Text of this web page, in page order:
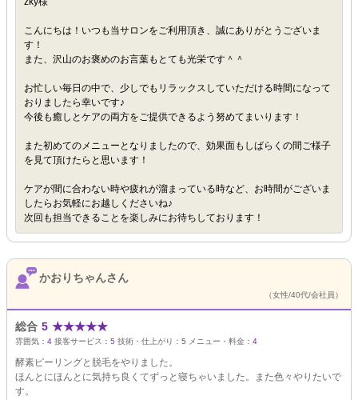
こんにちは！いつも当サロンをご利用頂き、誠にありがとうございま
す！
また、沢山のお褒めのお言葉もとても光栄です＾＾
お忙しい毎日の中で、少しでもリラックスしていただける時間になって
おりましたら幸いです♪
今後も癒しとケアの両方をご提供できるよう努めてまいります！
また初めてのメニューとなりましたので、効果面もしばらくの間ご様子
を見て頂けたらと思います！
ケアが間に合わない時や疲れが溜まっている時など、お時間がございま
したらお気軽にお越しくださいね♪
次回も担当できることを楽しみにお待ちしております！
かおりちゃんさん
（女性/40代/会社員）
総合 5 ★★★★★
雰囲気： 4 接客サービス： 5 技術・仕上がり： 5 メニュー・料金： 4
酵素ピーリングと脱毛をやりました。
ほんとにほんとに気持ち良くてずっと寝ちゃいました。また色々やりたいで
す。